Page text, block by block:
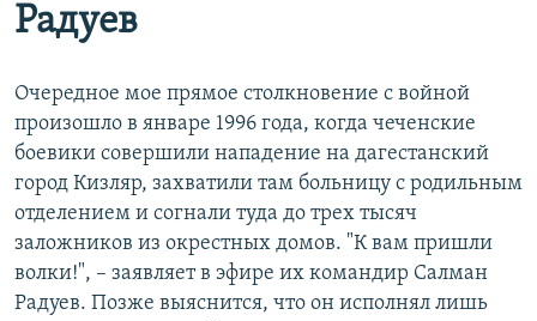
Радуев
Очередное мое прямое столкновение с войной
произошло в январе 1996 года, когда чеченские
боевики совершили нападение на дагестанский
город Кизляр, захватили там больницу с родильным
отделением и согнали туда до трех тысяч
заложников из окрестных домов. "К вам пришли
волки!", – заявляет в эфире их командир Салман
Радуев. Позже выяснится, что он исполнял лишь